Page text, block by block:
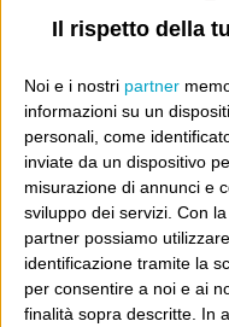
Il rispetto della
Noi e i nostri partner
informazioni su un
personali, come
inviate da un dispositivo
misurazione di annunci e
sviluppo dei servizi. Con
partner possiamo
identificazione tramite la
per consentire a noi e ai
finalità sopra descritte. In
consiglia in giro.
Leggi il Post,
Luca Sofri Wittgenstein